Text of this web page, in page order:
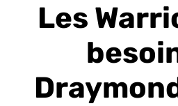
Les